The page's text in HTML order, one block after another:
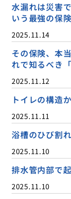
水漏れは災害
いう最強の保険
2025.11.14
その保険、本
れで知るべき
2025.11.12
トイレの構造
2025.11.11
浴槽のひび割
2025.11.10
排水管内部で
2025.11.10